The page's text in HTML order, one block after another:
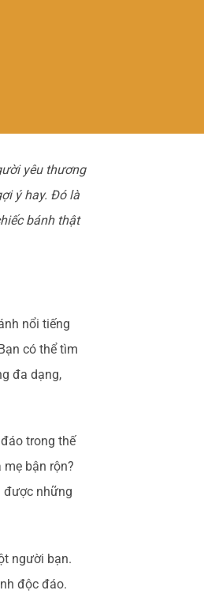
yêu thương
ý hay. Đó là
bánh thật
nổi tiếng
có thể tìm
đa dạng,
trong thế
bận rộn?
được những
người bạn.
độc đáo.